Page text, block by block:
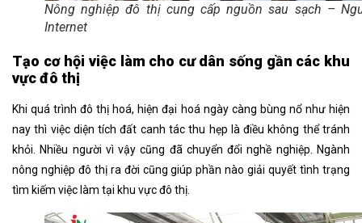
Nông nghiệp đô thị cung cấp nguồn sau sạch –
Internet
Tạo cơ hội việc làm cho cư dân sống gần các khu
vực đô thị
Khi quá trình đô thị hoá, hiện đại hoá ngày càng bùng nổ như hiện
nay thì việc diện tích đất canh tác thu hẹp là điều không thể tránh
khỏi. Nhiều người vì vậy cũng đã chuyển đổi nghề nghiệp. Ngành
nông nghiệp đô thị ra đời cũng giúp phần nào giải quyết tình trạng
tìm kiếm việc làm tại khu vực đô thị.